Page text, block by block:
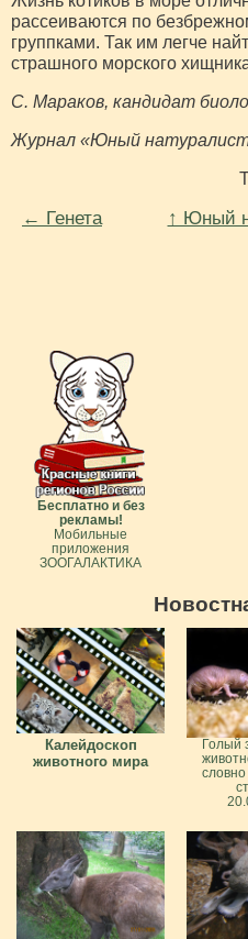
рас­сеиваются по
группками. Так им легче
страшного морского
С. Мараков, кандидат
Журнал «Юный
← Генета ↑ Юный
Бесплатно и без
рекламы!
Мобильные
приложения
ЗООГАЛАКТИКА
Калейдоскоп
животного мира
Голый
словно